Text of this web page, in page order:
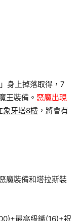
身上掉落取得，7
王裝備。 惡魔出現
象牙塔8樓 ，將會有
魔裝備和塔拉斯裝
最高級鐵(16)+祝